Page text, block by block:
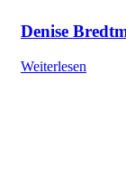
Denise
Weiterlesen